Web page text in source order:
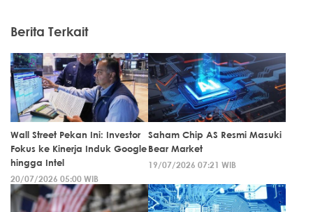
Berita Terkait
Wall Street Pekan Ini: Investor
Fokus ke Kinerja Induk Google
hingga Intel
20/07/2026 05:00 WIB
Saham Chip AS Resmi Masuki
Bear Market
19/07/2026 07:21 WIB